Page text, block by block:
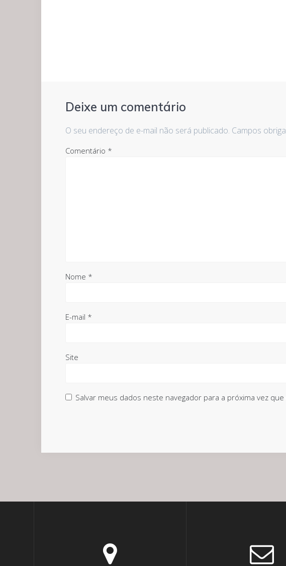
Deixe um comentário
O seu endereço de e-mail não será publicado. Campos
Comentário *
Nome *
E-mail *
Site
Salvar meus dados neste navegador para a próxima vez